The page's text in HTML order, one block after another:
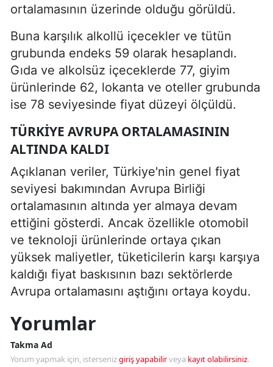
ortalamasının üzerinde olduğu görüldü.
Buna karşılık alkollü içecekler ve tütün
grubunda endeks 59 olarak hesaplandı.
Gıda ve alkolsüz içeceklerde 77, giyim
ürünlerinde 62, lokanta ve oteller grubunda
ise 78 seviyesinde fiyat düzeyi ölçüldü.
TÜRKIYE AVRUPA ORTALAMASININ
ALTINDA KALDI
Açıklanan veriler, Türkiye'nin genel fiyat
seviyesi bakımından Avrupa Birliği
ortalamasının altında yer almaya devam
ettiğini gösterdi. Ancak özellikle otomobil
ve teknoloji ürünlerinde ortaya çıkan
yüksek maliyetler, tüketicilerin karşı karşıya
kaldığı fiyat baskısının bazı sektörlerde
Avrupa ortalamasını aştığını ortaya koydu.
Yorumlar
Takma Ad
Yorum yapmak için, istersenizgiriş yapabilirveya kayıt olabilirsiniz.